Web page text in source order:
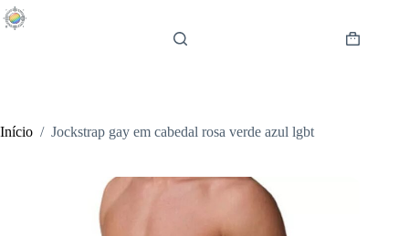
Pular
para
Carrinho
Início / Jockstrap gay em cabedal rosa verde azul lgbt